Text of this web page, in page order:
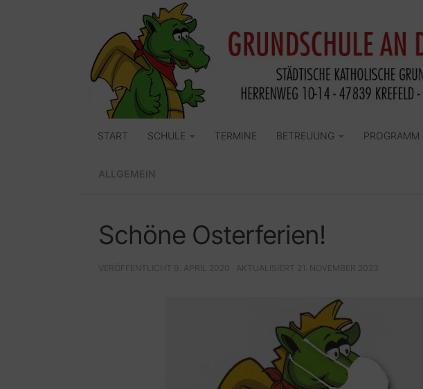
START SCHULE TERMINE BETREUUNG PROGRAMM
ALLGEMEIN
Schöne Osterferien!
VERÖFFENTLICHT 9. APRIL 2020 · AKTUALISIERT 21. NOVEMBER 2023